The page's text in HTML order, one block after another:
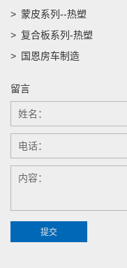
蒙皮系列--热塑
复合板系列-热塑
国恩房车制造
留言
提交